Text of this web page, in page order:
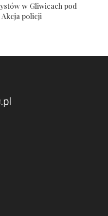
w Gliwicach pod
Akcja policji